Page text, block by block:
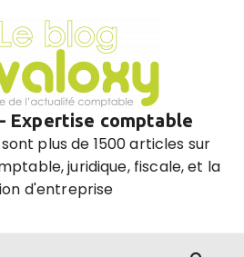
Expertise comptable
plus de 1500 articles sur
juridique, fiscale, et la
d'entreprise